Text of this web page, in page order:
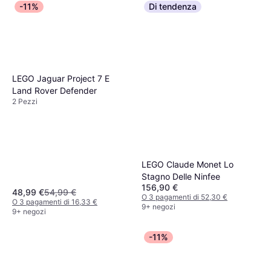
-11%
LEGO Jaguar Project 7 E
Land Rover Defender
2 Pezzi
48,99 €54,99 €
O 3 pagamenti di 16,33 €
9+ negozi
Di tendenza
LEGO Claude Monet Lo
Stagno Delle Ninfee
156,90 €
O 3 pagamenti di 52,30 €
9+ negozi
-11%